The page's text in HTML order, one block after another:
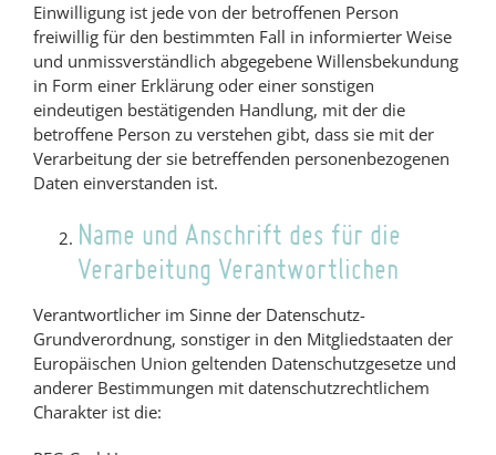
Einwilligung ist jede von der betroffenen Person
freiwillig für den bestimmten Fall in informierter Weise
und unmissverständlich abgegebene Willensbekundung
in Form einer Erklärung oder einer sonstigen
eindeutigen bestätigenden Handlung, mit der die
betroffene Person zu verstehen gibt, dass sie mit der
Verarbeitung der sie betreffenden personenbezogenen
Daten einverstanden ist.
Name und Anschrift des für die
Verarbeitung Verantwortlichen
Verantwortlicher im Sinne der Datenschutz-
Grundverordnung, sonstiger in den Mitgliedstaaten der
Europäischen Union geltenden Datenschutzgesetze und
anderer Bestimmungen mit datenschutzrechtlichem
Charakter ist die: